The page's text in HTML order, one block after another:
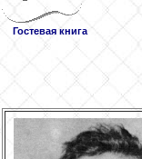
Гостевая книга